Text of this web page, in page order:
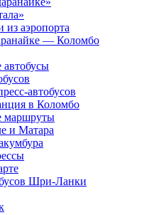
из аэропорта
— Коломбо
автобусов
в Коломбо
маршруты
и Матара
Шри-Ланки